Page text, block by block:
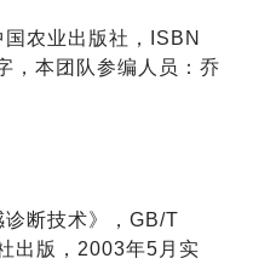
农业出版社，ISBN
，本团队参编人员：乔
断技术》，GB/T
出版，2003年5月实